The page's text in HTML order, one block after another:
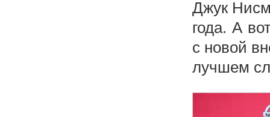
Джук
года. А
с новой
лучшем